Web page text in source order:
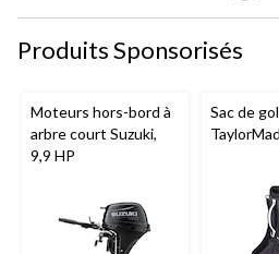
Produits Sponsorisés
Moteurs hors-bord à
arbre court Suzuki,
9,9 HP
Sac de